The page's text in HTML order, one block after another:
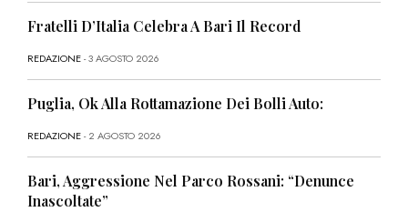
Fratelli D’Italia Celebra A Bari Il Record
REDAZIONE- 3 AGOSTO 2026
Puglia, Ok Alla Rottamazione Dei Bolli Auto:
REDAZIONE- 2 AGOSTO 2026
Bari, Aggressione Nel Parco Rossani: “Denunce
Inascoltate”